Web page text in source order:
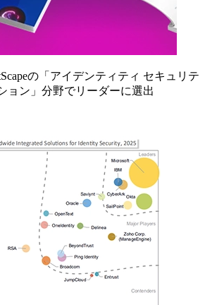
の「アイデンティティ セキュリテ
ョン」分野でリーダーに選出